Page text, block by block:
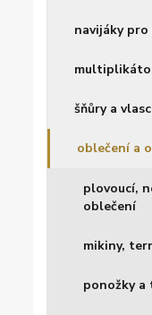
navijáky
šňůry a
oblečení a
plovoucí,
oblečení
mikiny,
ponožky a